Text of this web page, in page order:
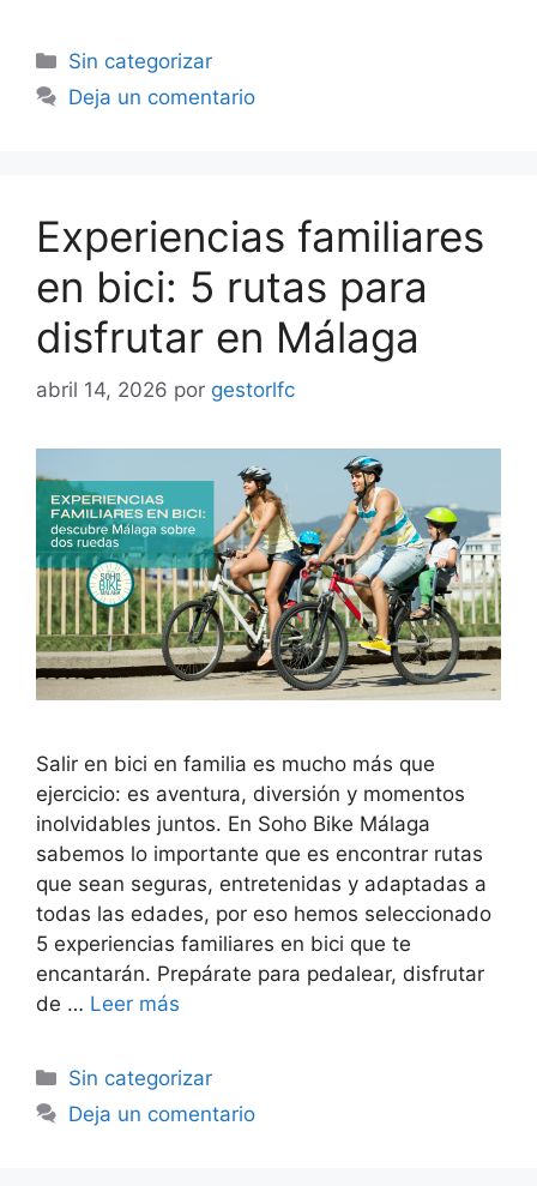
Sin categorizar
Deja un comentario
Experiencias familiares
en bici: 5 rutas para
disfrutar en Málaga
abril 14, 2026 por gestorlfc
Salir en bici en familia es mucho más que
ejercicio: es aventura, diversión y momentos
inolvidables juntos. En Soho Bike Málaga
sabemos lo importante que es encontrar rutas
que sean seguras, entretenidas y adaptadas a
todas las edades, por eso hemos seleccionado
5 experiencias familiares en bici que te
encantarán. Prepárate para pedalear, disfrutar
de … Leer más
Sin categorizar
Deja un comentario